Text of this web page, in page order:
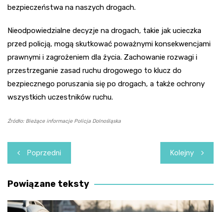
bezpieczeństwa na naszych drogach.
Nieodpowiedzialne decyzje na drogach, takie jak ucieczka
przed policją, mogą skutkować poważnymi konsekwencjami
prawnymi i zagrożeniem dla życia. Zachowanie rozwagi i
przestrzeganie zasad ruchu drogowego to klucz do
bezpiecznego poruszania się po drogach, a także ochrony
wszystkich uczestników ruchu.
Źródło: Bieżące informacje Policja Dolnośląska
Nawigacja
wpisu
Poprzedni Kolejny
Powiązane teksty